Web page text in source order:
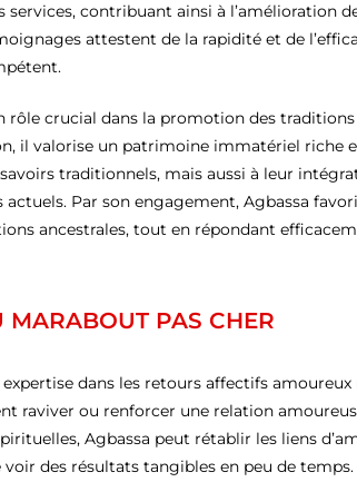
contribuant ainsi à l’amélioration
attestent de la rapidité et de
rôle crucial dans la promotion des
il valorise un patrimoine immatériel riche
traditionnels, mais aussi à leur
Par son engagement, Agbassa
ancestrales, tout en répondant
MARABOUT PAS CHER
dans les retours affectifs amoureux
raviver ou renforcer une relation
Agbassa peut rétablir les liens
des résultats tangibles en peu de temps.